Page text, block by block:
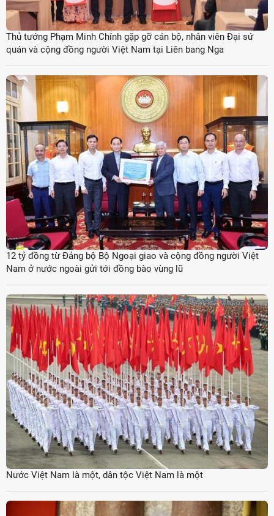
Thủ tướng Phạm Minh Chính gặp gỡ cán bộ, nhân viên Đại sứ
quán và cộng đồng người Việt Nam tại Liên bang Nga
12 tỷ đồng từ Đảng bộ Bộ Ngoại giao và cộng đồng người Việt
Nam ở nước ngoài gửi tới đồng bào vùng lũ
Nước Việt Nam là một, dân tộc Việt Nam là một